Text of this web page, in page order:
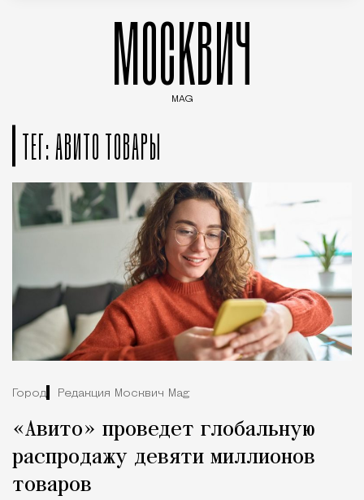
МОСКВИЧ
MAG
ТЕГ: АВИТО ТОВАРЫ
Город Редакция Москвич Mag
«Авито» проведет глобальную
распродажу девяти миллионов
товаров